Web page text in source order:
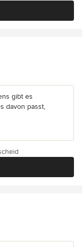
gibt es
davon passt,